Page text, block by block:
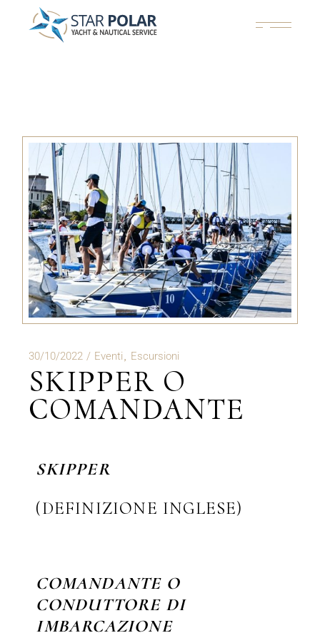
30/10/2022 Eventi Escursioni
SKIPPER O
COMANDANTE
SKIPPER
(DEFINIZIONE INGLESE)
COMANDANTE O
CONDUTTORE DI
IMBARCAZIONE